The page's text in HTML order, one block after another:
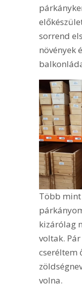
sorrend
növények
Több mint
kizárólag
voltak.
cseréltem
volna.